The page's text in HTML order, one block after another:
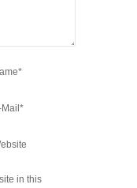
*
Mail *
in this